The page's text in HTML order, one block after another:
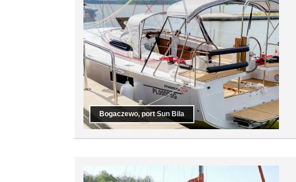
co najmniej 9
co najmniej 10
Bogaczewo, port Sun Bila